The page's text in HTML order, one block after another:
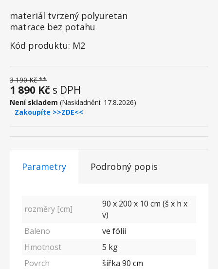
materiál tvrzený polyuretan
matrace bez potahu
Kód produktu: M2
3 190 Kč **
1 890 Kč s DPH
Není skladem (Naskladnění: 17.8.2026)
Zakoupíte >>ZDE<<
Parametry Podrobný popis
rozměry [cm]
90 x 200 x 10 cm (š x h x
v)
Baleno
ve fólii
Hmotnost
5 kg
Povrch
šířka 90 cm